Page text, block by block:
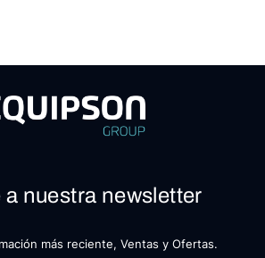
nuestra newsletter
más reciente, Ventas y Ofertas.